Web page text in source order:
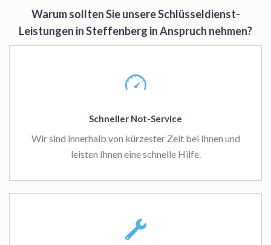
Warum sollten Sie unsere Schlüsseldienst-
Leistungen in Steffenberg in Anspruch nehmen?
Schneller Not-Service
Wir sind innerhalb von kürzester Zeit bei Ihnen und
leisten Ihnen eine schnelle Hilfe.